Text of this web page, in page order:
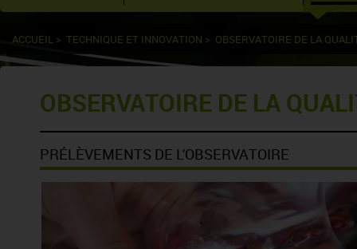
ACCUEIL > TECHNIQUE ET INNOVATION > OBSERVATOIRE DE LA
OBSERVATOIRE DE LA
PRÉLÈVEMENTS DE L'OBSERVATOIRE